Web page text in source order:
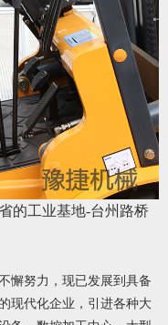
的工业基地-台州路桥
懈努力，现已发展到具备
现代化企业，引进各种大